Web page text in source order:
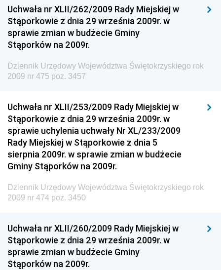
Dziennik Urzędowy Ministra Kultury, Dziedzictwa
Narodowego i Sportu
Dziennik Urzędowy Ministra Rodziny i Polityki
Społecznej
Dziennik Urzędowy Komendy Głównej Straży
Granicznej
Drogowego
Dziennik Urzędowy Narodowego Banku Polskiego
Dziennik Urzędowy Komendy Głównej Policji
Dziennik Urzędowy Ministra Pracy i Polityki
Społecznej
Dziennik Urzędowy Ministra Transportu, Budownictwa
i Gospodarki Morskiej
Dziennik Urzędowy Ministra Spraw Zagranicznych
Dziennik Urzędowy Centralnego Biura
Antykorupcyjnego
Uchwała nr XLII/262/2009 Rady Miejskiej w
Stąporkowie z dnia 29 września 2009r. w
sprawie zmian w budżecie Gminy
Stąporków na 2009r.
Dziennik Urzędowy Województwa Świętokrzyskiego rok
2009 nr 475 poz. 3457
Uchwała nr XLII/253/2009 Rady Miejskiej w
Stąporkowie z dnia 29 września 2009r. w
sprawie uchylenia uchwały Nr XL/233/2009
Rady Miejskiej w Stąporkowie z dnia 5
sierpnia 2009r. w sprawie zmian w budżecie
Gminy Stąporków na 2009r.
Dziennik Urzędowy Województwa Świętokrzyskiego rok
2009 nr 474 poz. 3450
Uchwała nr XLII/260/2009 Rady Miejskiej w
Stąporkowie z dnia 29 września 2009r. w
sprawie zmian w budżecie Gminy
Stąporków na 2009r.